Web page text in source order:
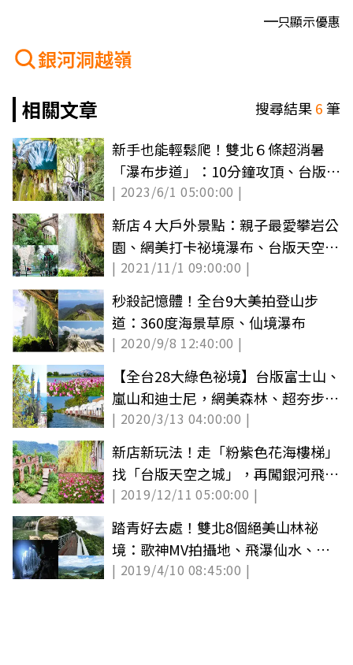
只顯示優惠
銀河洞越嶺
相關文章
搜尋結果6筆
新手也能輕鬆爬！雙北６條超消暑
「瀑布步道」：10分鐘攻頂、台版尼
加拉瀑布
| 2023/6/1 05:00:00 |
新店４大戶外景點：親子最愛攀岩公
園、網美打卡祕境瀑布、台版天空之
城
| 2021/11/1 09:00:00 |
秒殺記憶體！全台9大美拍登山步
道：360度海景草原、仙境瀑布
| 2020/9/8 12:40:00 |
【全台28大綠色祕境】台版富士山、
嵐山和迪士尼，網美森林、超夯步道
都必拍
| 2020/3/13 04:00:00 |
新店新玩法！走「粉紫色花海樓梯」
找「台版天空之城」，再闖銀河飛瀑
拍美照
| 2019/12/11 05:00:00 |
踏青好去處！雙北8個絕美山林祕
境：歌神MV拍攝地、飛瀑仙水、半
空中步道
| 2019/4/10 08:45:00 |